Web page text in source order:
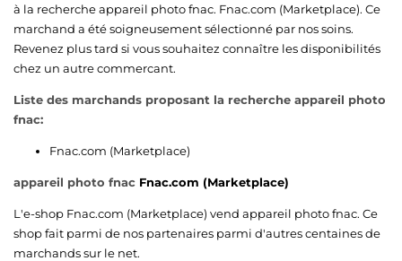
à la recherche appareil photo fnac. Fnac.com (Marketplace). Ce
marchand a été soigneusement sélectionné par nos soins.
Revenez plus tard si vous souhaitez connaître les disponibilités
chez un autre commercant.
Liste des marchands proposant la recherche appareil photo
fnac:
Fnac.com (Marketplace)
appareil photo fnac Fnac.com (Marketplace)
L'e-shop Fnac.com (Marketplace) vend appareil photo fnac. Ce
shop fait parmi de nos partenaires parmi d'autres centaines de
marchands sur le net.